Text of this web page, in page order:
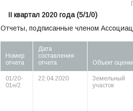
II квартал 2020 года(5/1/0)
Отчеты, подписанные членом
Номер
отчета
Дата
составления
отчета
Объект оценки
01/20-
01н/2
22.04.2020
Земельный
участок